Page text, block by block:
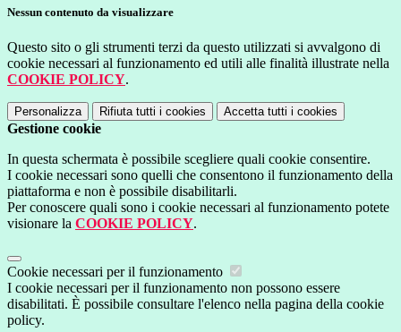
Nessun contenuto da visualizzare
Questo sito o gli strumenti terzi da questo utilizzati si avvalgono di
cookie necessari al funzionamento ed utili alle finalità illustrate nella
COOKIE POLICY.
Personalizza Rifiuta tutti i cookies Accetta tutti i cookies
Gestione cookie
In questa schermata è possibile scegliere quali cookie consentire.
I cookie necessari sono quelli che consentono il funzionamento della
piattaforma e non è possibile disabilitarli.
Per conoscere quali sono i cookie necessari al funzionamento potete
visionare la COOKIE POLICY.
Cookie necessari per il funzionamento
I cookie necessari per il funzionamento non possono essere
disabilitati. È possibile consultare l'elenco nella pagina della cookie
policy.